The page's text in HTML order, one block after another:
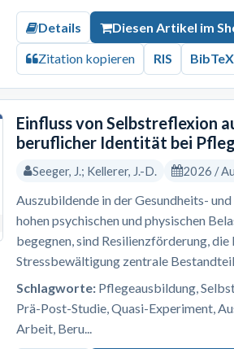
Details Diesen Artikel im
Zitation kopieren RIS BibTeX
Einfluss von Selbstreflexion
beruflicher Identität bei
Seeger, J.; Kellerer, J.-D. 2026 /
Auszubildende in der Gesundheits-
hohen psychischen und physischen
begegnen, sind Resilienzförderung,
Stressbewältigung zentrale
Schlagworte: Pflegeausbildung,
Prä-Post-Studie, Quasi-Experiment,
Arbeit, Beru...